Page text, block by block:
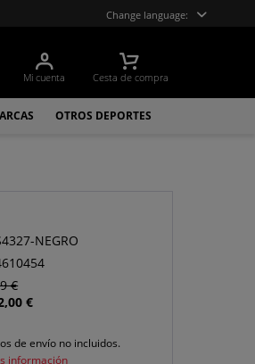
Change language:
Mi cuenta Cesta de compra
OTROS DEPORTES
NEGRO
€
€
de envío no incluidos.
información